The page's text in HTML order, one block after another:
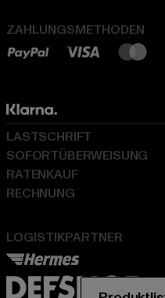
ZAHLUNGSMETHODEN
LOGISTIKPARTNER
LASTSCHRIFT
SOFORTÜBERWEISUNG
RATENKAUF
RECHNUNG